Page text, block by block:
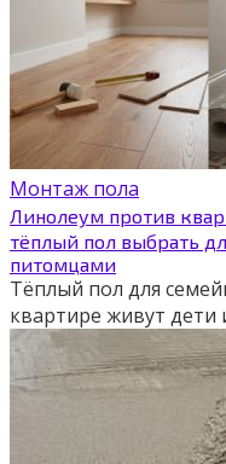
Монтаж пола
Линолеум против
тёплый пол выбрать
питомцами
Тёплый пол для
квартире живут дети